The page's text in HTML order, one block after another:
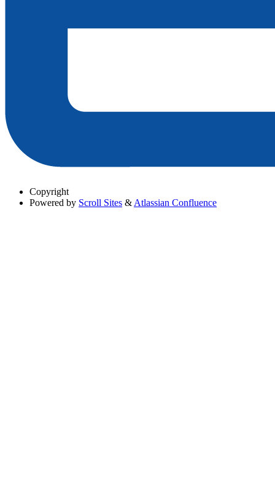
Copyright
Powered by Scroll Sites & Atlassian Confluence